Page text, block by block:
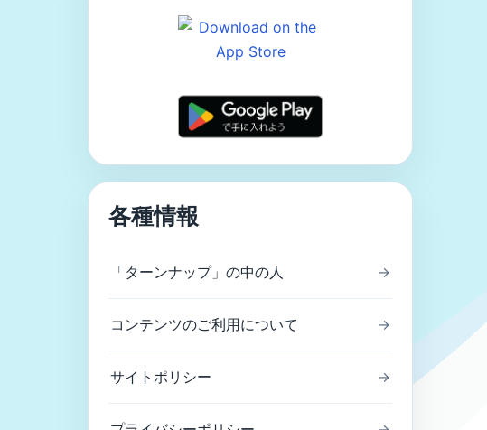
各種情報
「ターンナップ」の中の人 →
コンテンツのご利用について →
サイトポリシー →